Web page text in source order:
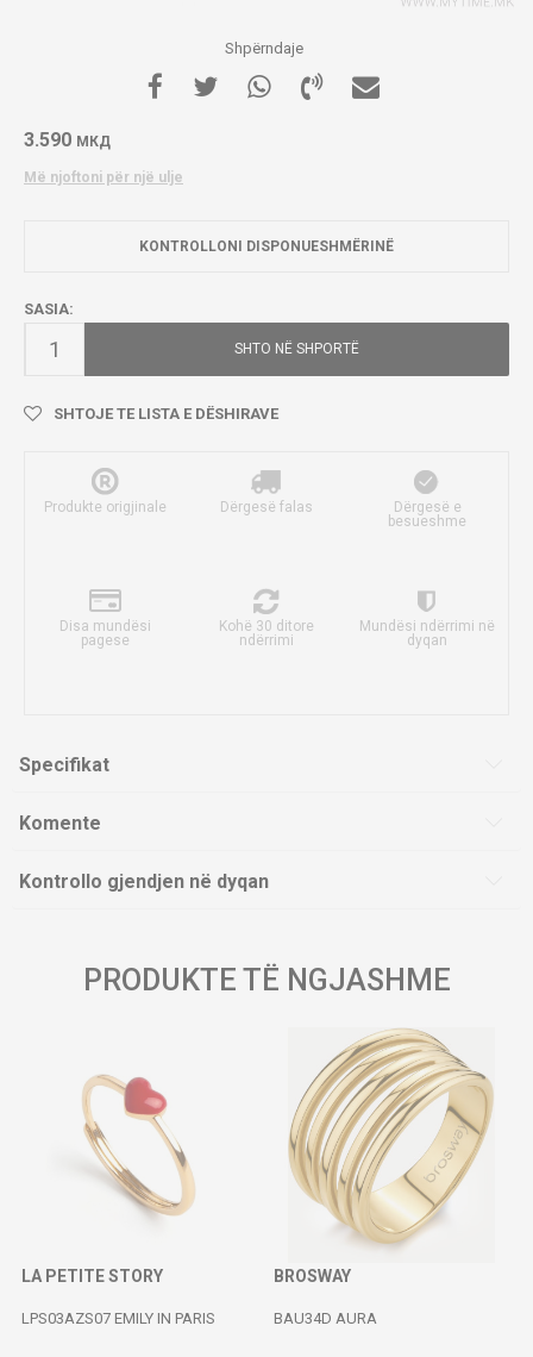
Shpërndaje
3.590 МКД
Më njoftoni për një ulje
KONTROLLONI DISPONUESHMËRINË
SASIA:
SHTO NË SHPORTË
SHTOJE TE LISTA E DËSHIRAVE
Produkte origjinale Dërgesë falas
Dërgesë e
besueshme
Disa mundësi
pagese
Kohë 30 ditore
ndërrimi
Mundësi ndërrimi në
dyqan
Specifikat
Komente
Kontrollo gjendjen në dyqan
PRODUKTE TË NGJASHME
LA PETITE STORY
LPS03AZS07 EMILY IN PARIS
BROSWAY
BAU34D AURA